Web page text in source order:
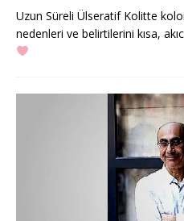
Uzun Süreli Ülseratif Kolitte
nedenleri ve belirtilerini kısa,